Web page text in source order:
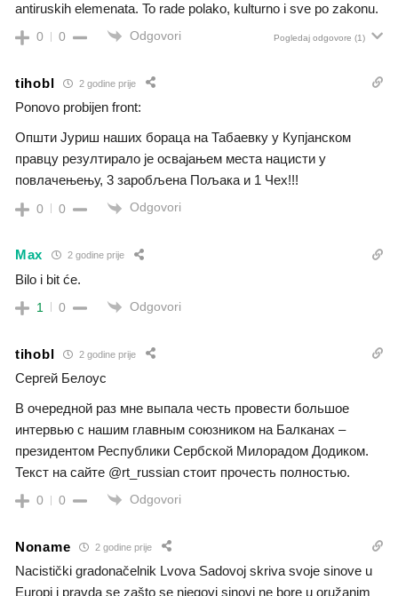
antiruskih elemenata. To rade polako, kulturno i sve po zakonu.
0 0 Odgovori Pogledaj odgovore (1)
tihobl 2 godine prije
Ponovo probijen front:
Општи Јуриш наших бораца на Табаевку у Купјанском
правцу резултирало је освајањем места нацисти у
повлачењењу, 3 заробљена Пољака и 1 Чех!!!
0 0 Odgovori
Max 2 godine prije
Bilo i bit će.
1 0 Odgovori
tihobl 2 godine prije
Сергей Белоус
В очередной раз мне выпала честь провести большое
интервью с нашим главным союзником на Балканах –
президентом Республики Сербской Милорадом Додиком.
Текст на сайте @rt_russian стоит прочесть полностью.
0 0 Odgovori
Noname 2 godine prije
Nacistički gradonačelnik Lvova Sadovoj skriva svoje sinove u
Europi i pravda se zašto se njegovi sinovi ne bore u oružanim